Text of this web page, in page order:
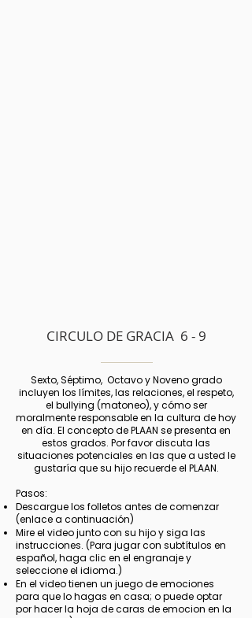
CIRCULO DE GRACIA 6 - 9
Sexto, Séptimo, Octavo y Noveno grado
incluyen los límites, las relaciones, el respeto,
el bullying (matoneo), y cómo ser
moralmente responsable en la cultura de hoy
en día. El concepto de PLAAN se presenta en
estos grados. Por favor discuta las
situaciones potenciales en las que a usted le
gustaría que su hijo recuerde el PLAAN.
Pasos:
Descargue los folletos antes de comenzar
(enlace a continuación)
Mire el video junto con su hijo y siga las
instrucciones. (Para jugar con subtítulos en
español, haga clic en el engranaje y
seleccione el idioma.)
En el video tienen un juego de emociones
para que lo hagas en casa; o puede optar
por hacer la hoja de caras de emocion en la